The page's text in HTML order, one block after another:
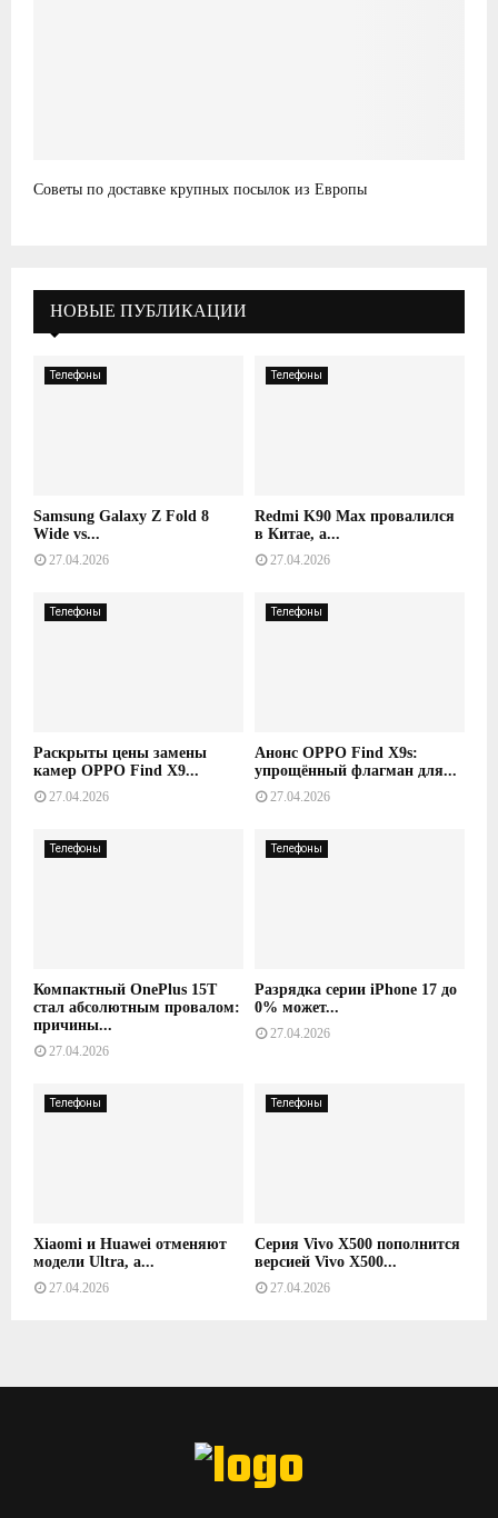
Советы по доставке крупных посылок из Европы
НОВЫЕ ПУБЛИКАЦИИ
Телефоны
Samsung Galaxy Z Fold 8
Wide vs...
27.04.2026
Телефоны
Redmi K90 Max провалился
в Китае, а...
27.04.2026
Телефоны
Раскрыты цены замены
камер OPPO Find X9...
27.04.2026
Телефоны
Анонс OPPO Find X9s:
упрощённый флагман для...
27.04.2026
Телефоны
Компактный OnePlus 15T
стал абсолютным провалом:
причины...
27.04.2026
Телефоны
Разрядка серии iPhone 17 до
0% может...
27.04.2026
Телефоны
Xiaomi и Huawei отменяют
модели Ultra, а...
27.04.2026
Телефоны
Серия Vivo X500 пополнится
версией Vivo X500...
27.04.2026